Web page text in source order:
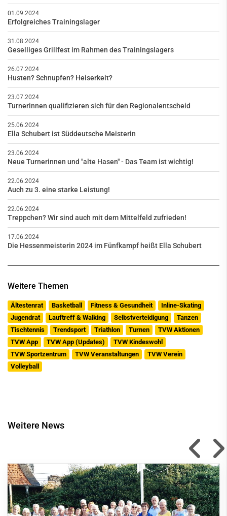
01.09.2024
Erfolgreiches Trainingslager
31.08.2024
Geselliges Grillfest im Rahmen des Trainingslagers
26.07.2024
Husten? Schnupfen? Heiserkeit?
23.07.2024
Turnerinnen qualifizieren sich für den Regionalentscheid
25.06.2024
Ella Schubert ist Süddeutsche Meisterin
23.06.2024
Neue Turnerinnen und "alte Hasen" - Das Team ist wichtig!
22.06.2024
Auch zu 3. eine starke Leistung!
22.06.2024
Treppchen? Wir sind auch mit dem Mittelfeld zufrieden!
17.06.2024
Die Hessenmeisterin 2024 im Fünfkampf heißt Ella Schubert
Weitere Themen
Ältestenrat Basketball Fitness & Gesundheit
Inline-Skating
Jugendrat
Lauftreff & Walking Selbstverteidigung
Tanzen
Tischtennis
Trendsport Triathlon Turnen
TVW Aktionen
TVW App
TVW App (Updates)
TVW Kindeswohl
TVW Sportzentrum
TVW Veranstaltungen
TVW Verein
Volleyball
Weitere News